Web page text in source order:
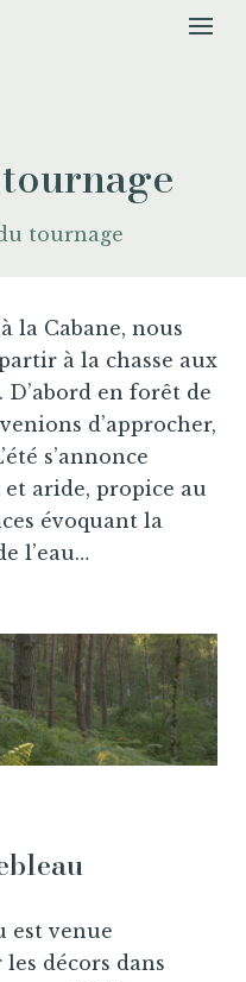
tournage
la Cabane, nous
à la chasse aux
en forêt de
d’approcher,
s’annonce
aride, propice au
évoquant la
l’eau…
est venue
décors dans